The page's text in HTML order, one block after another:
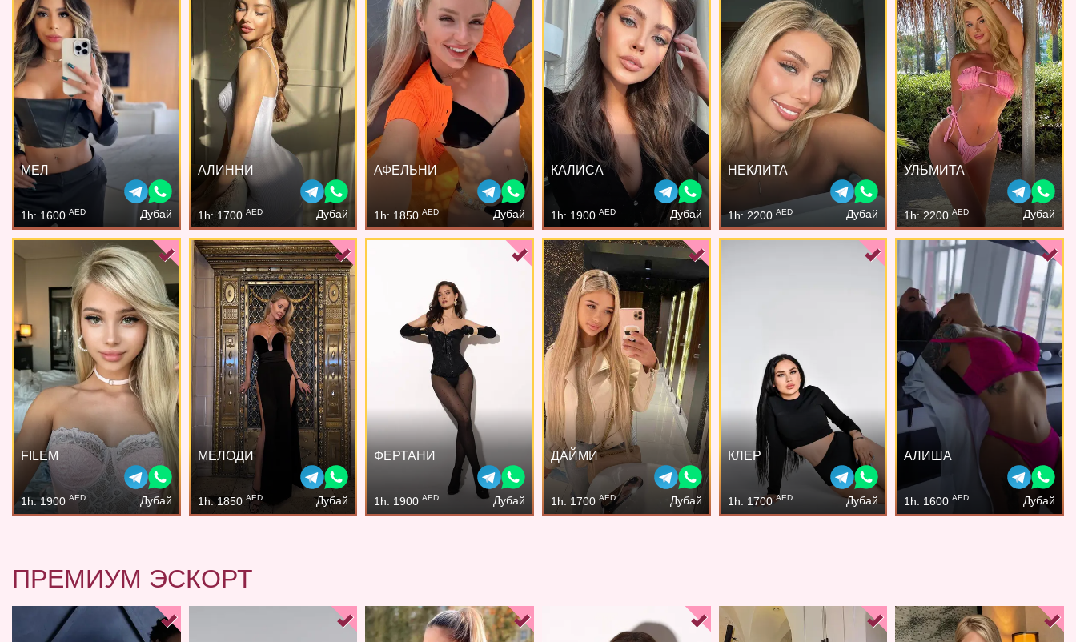
МЕЛ
1h: 1600 AED Дубай
АЛИННИ
1h: 1700 AED Дубай
АФЕЛЬНИ
1h: 1850AED Дубай
КАЛИСА
1h: 1900 AED Дубай
НЕКЛИТА
1h: 2200 AED Дубай
УЛЬМИТА
1h: 2200AED Дубай
FILEM
1h: 1900 AED Дубай
МЕЛОДИ
1h: 1850 AED Дубай
ФЕРТАНИ
1h: 1900AED Дубай
ДАЙМИ
1h: 1700 AED Дубай
КЛЕР
1h: 1700AED Дубай
АЛИША
1h: 1600AED Дубай
ПРЕМИУМ ЭСКОРТ